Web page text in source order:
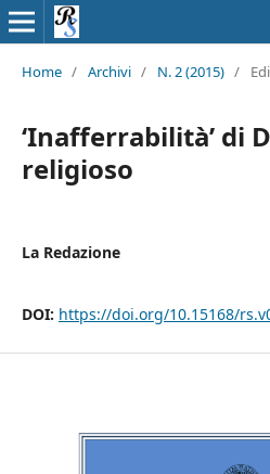
Home / Archivi / N. 2 (2015) /
‘Inafferrabilità’ di
religioso
La Redazione
DOI: https://doi.org/10.15168/